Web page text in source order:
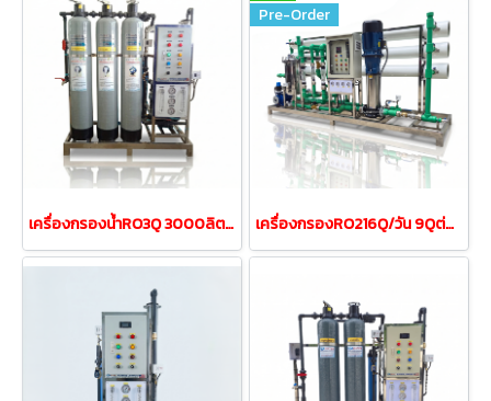
เครื่องกรองน้ำRO3Q 3000ลิตร/วัน รุ่นRO3QFRP8-3MP
Pre-Order
เครื่องกรองRO216Q/วัน 9Qต่อชั่วโมง 9000ลิตร/hr(ท่อน้้ำPPR)